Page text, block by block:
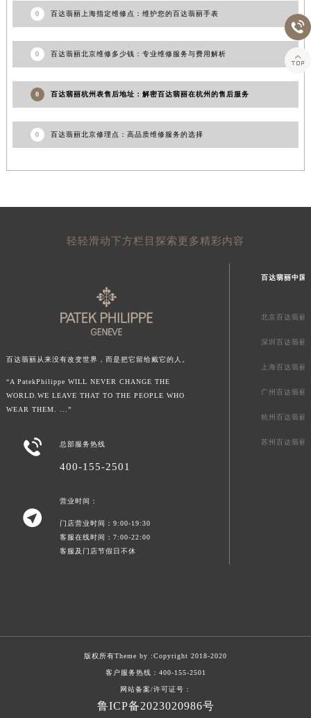
0 百达翡丽上海指定维修点：维护您的百达翡丽手表
0 百达翡丽北京维修多少钱：专业维修服务与费用解析
0 百达翡丽杭州表售后地址：解密百达翡丽在杭州的售后服务
0 百达翡丽北京修理点：高品质维修服务的选择
轻轻滑动下方栏目探索更多精彩内容
百达翡丽从来没有改变世界，而是把它留给戴它的人。
“A PatekPhilippe WILL NEVER CHANGE THE
WORLD.WE LEAVE THAT TO THE PEOPLE WHO
WEAR THEM. ...”
 总部服务热线
400-155-2501

营业时间：
门店营业时间：9:00-19:30
客服在线时间：7:00-22:00
客服及门店节假日不休
百达翡丽中国
北京百达翡丽
深圳百达翡丽
上海百达翡丽
广州百达翡丽
杭州百达翡丽
苏州百达翡丽
版权所有Theme by :Copyright 2018-2020
客户服务热线： 400-155-2501
网站备案/许可证号：
鲁ICP备2023020986号

